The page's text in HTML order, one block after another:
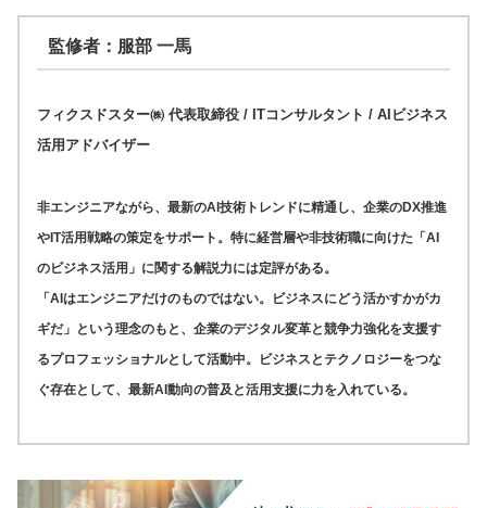
監修者：服部 一馬
フィクスドスター㈱ 代表取締役 / ITコンサルタント / AIビジネス
活用アドバイザー
非エンジニアながら、最新のAI技術トレンドに精通し、企業のDX推進
やIT活用戦略の策定をサポート。特に経営層や非技術職に向けた「AI
のビジネス活用」に関する解説力には定評がある。
「AIはエンジニアだけのものではない。ビジネスにどう活かすかがカ
ギだ」という理念のもと、企業のデジタル変革と競争力強化を支援す
るプロフェッショナルとして活動中。ビジネスとテクノロジーをつな
ぐ存在として、最新AI動向の普及と活用支援に力を入れている。